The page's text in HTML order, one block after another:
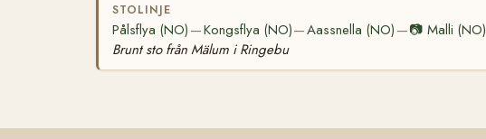
STOLINJE
Pålsflya (NO) —Kongsflya (NO)—Aassnella (NO) —📷 Malli (NO)
Brunt sto från Mälum i Ringebu